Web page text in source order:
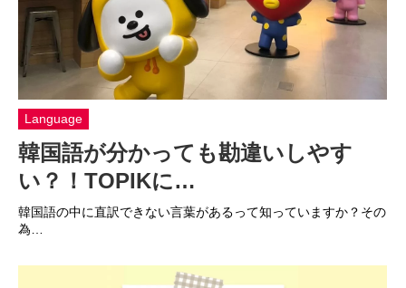
Language
韓国語が分かっても勘違いしやす
い？！TOPIKに…
韓国語の中に直訳できない言葉があるって知っていますか？その
為…